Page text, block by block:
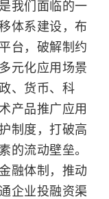
我们面临的一
体系建设，布
台，破解制约
元化应用场景
、货币、科
产品推广应用
制度，打破高
的流动壁垒。
融体制，推动
企业投融资渠